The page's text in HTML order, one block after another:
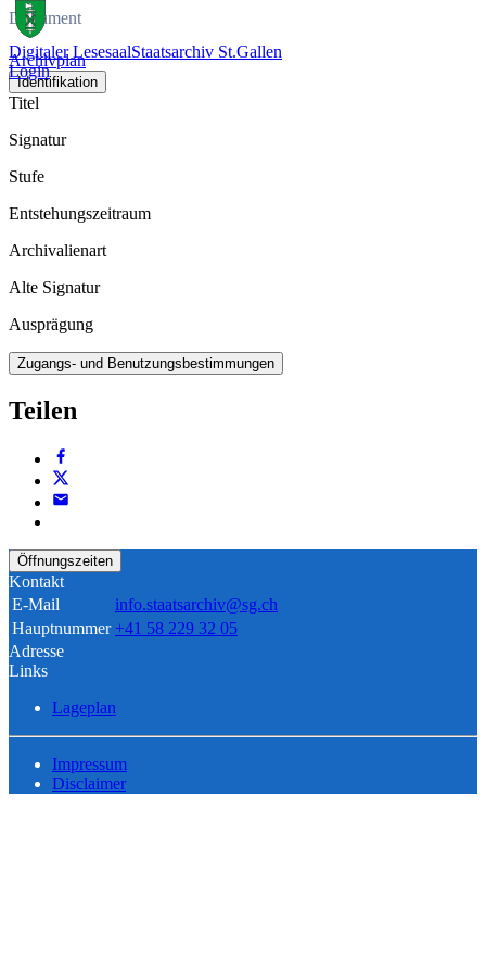
Digitaler LesesaalStaatsarchiv St.Gallen
Login
Dokument
Archivplan
Identifikation
Titel
Signatur
Stufe
Entstehungszeitraum
Archivalienart
Alte Signatur
Ausprägung
Zugangs- und Benutzungsbestimmungen
Teilen
Öffnungszeiten
Kontakt
E-Mail
info.staatsarchiv@sg.ch
Hauptnummer +41 58 229 32 05
Adresse
Links
Lageplan
Impressum
Disclaimer